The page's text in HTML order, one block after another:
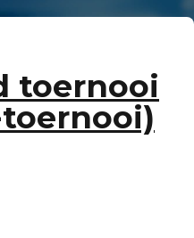
toernooi